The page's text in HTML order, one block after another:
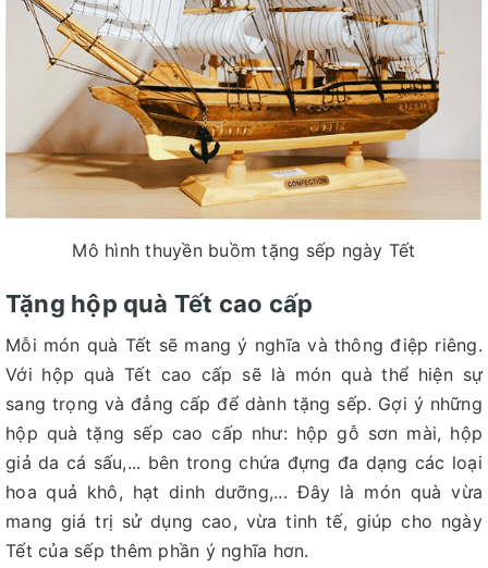
Mô hình thuyền buồm tặng sếp ngày Tết
Tặng hộp quà Tết cao cấp
Mỗi món quà Tết sẽ mang ý nghĩa và thông điệp riêng.
Với hộp quà Tết cao cấp sẽ là món quà thể hiện sự
sang trọng và đẳng cấp để dành tặng sếp. Gợi ý những
hộp quà tặng sếp cao cấp như: hộp gỗ sơn mài, hộp
giả da cá sấu,... bên trong chứa đựng đa dạng các loại
hoa quả khô, hạt dinh dưỡng,... Đây là món quà vừa
mang giá trị sử dụng cao, vừa tinh tế, giúp cho ngày
Tết của sếp thêm phần ý nghĩa hơn.